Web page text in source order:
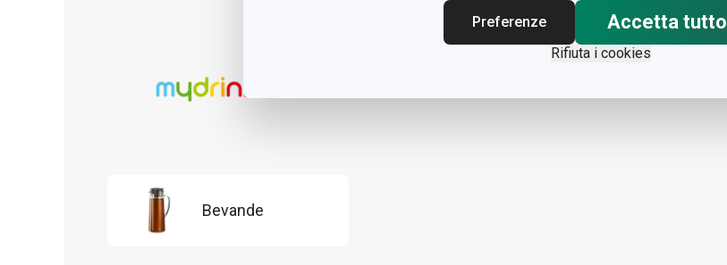
Preferenze
Accetta tutto
Rifiuta i cookies
Bevande